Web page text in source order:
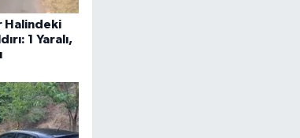
Halindeki
1 Yaralı,